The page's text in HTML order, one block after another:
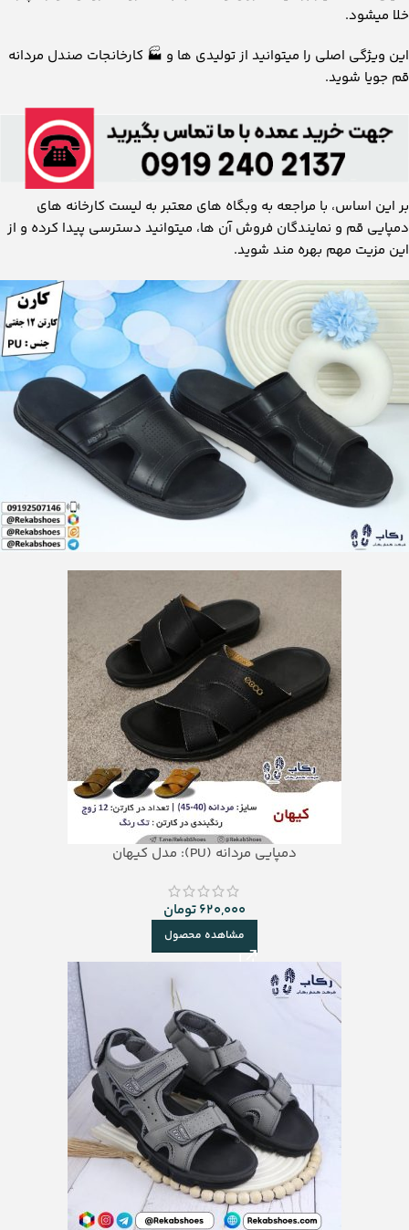
خلا میشود.
این ویژگی اصلی را میتوانید از تولیدی ها و 🏭 کارخانجات صندل مردانه
قم جویا شوید.
بر این اساس، با مراجعه به وبگاه های معتبر به لیست کارخانه های
دمپایی قم و نمایندگان فروش آن ها، میتوانید دسترسی پیدا کرده و از
این مزیت مهم بهره مند شوید.
دمپایی مردانه (PU): مدل کیهان
620,000تومان
مشاهده محصول